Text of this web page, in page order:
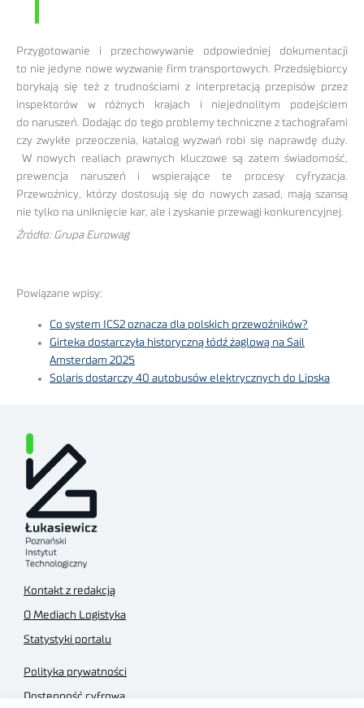
Przygotowanie i przechowywanie odpowiedniej dokumentacji
to nie jedyne nowe wyzwanie firm transportowych. Przedsiębiorcy
borykają się też z trudnościami z interpretacją przepisów przez
inspektorów w różnych krajach i niejednolitym podejściem
do naruszeń. Dodając do tego problemy techniczne z tachografami
czy zwykłe przeoczenia, katalog wyzwań robi się naprawdę duży.
W nowych realiach prawnych kluczowe są zatem świadomość,
prewencja naruszeń i wspierające te procesy cyfryzacja.
Przewoźnicy, którzy dostosują się do nowych zasad, mają szansą
nie tylko na uniknięcie kar, ale i zyskanie przewagi konkurencyjnej.
Źródło: Grupa Eurowag
Powiązane wpisy:
Co system ICS2 oznacza dla polskich przewoźników?
Girteka dostarczyła historyczną łódź żaglową na Sail
Amsterdam 2025
Solaris dostarczy 40 autobusów elektrycznych do Lipska
Kontakt z redakcją
O Mediach Logistyka
Statystyki portalu
Polityka prywatności
Dostępność cyfrowa